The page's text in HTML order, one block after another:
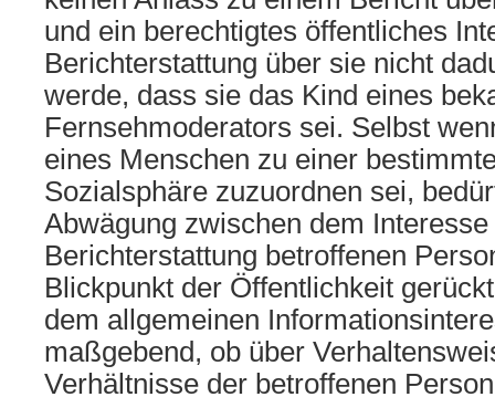
und ein berechtigtes öffentliches
Berichterstattung über sie nicht
werde, dass sie das Kind eines
Fernsehmoderators sei. Selbst
eines Menschen zu einer
Sozialsphäre zuzuordnen sei,
Abwägung zwischen dem
Berichterstattung betroffenen
Blickpunkt der Öffentlichkeit
dem allgemeinen
maßgebend, ob über
Verhältnisse der betroffenen